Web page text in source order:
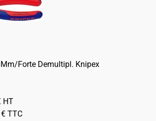
Forte Demultipl. Knipex
HT
€ TTC